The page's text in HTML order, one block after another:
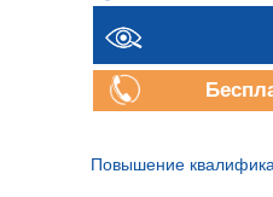
Повышение